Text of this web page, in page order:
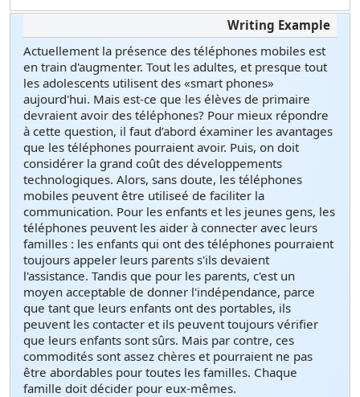
Actuellement la présence des téléphones mobiles est
en train d'augmenter. Tout les adultes, et presque tout
les adolescents utilisent des «smart phones»
aujourd'hui. Mais est-ce que les élèves de primaire
devraient avoir des téléphones? Pour mieux répondre
à cette question, il faut d’abord éxaminer les avantages
que les téléphones pourraient avoir. Puis, on doit
considérer la grand coût des développements
technologiques. Alors, sans doute, les téléphones
mobiles peuvent être utiliseé de faciliter la
communication. Pour les enfants et les jeunes gens, les
téléphones peuvent les aider à connecter avec leurs
familles : les enfants qui ont des téléphones pourraient
toujours appeler leurs parents s'ils devaient
l'assistance. Tandis que pour les parents, c'est un
moyen acceptable de donner l'indépendance, parce
que tant que leurs enfants ont des portables, ils
peuvent les contacter et ils peuvent toujours vérifier
que leurs enfants sont sûrs. Mais par contre, ces
commodités sont assez chères et pourraient ne pas
être abordables pour toutes les familles. Chaque
famille doit décider pour eux-mêmes.